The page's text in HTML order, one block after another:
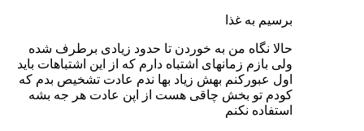
برسیم به غذا
حالا نگاه من به خوردن تا حدود زیادی برطرف شده
ولی بازم زمانهای اشتباه دارم که از این اشتباهات باید
اول عبورکنم بهش زیاد بها ندم عادت تشخیص بدم که
کودم تو بخش چاقی هست از اپن عادت هر جه بشه
استفاده نکنم